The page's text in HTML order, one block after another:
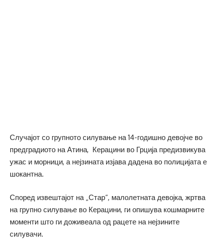
Случајот со групното силување на 14-годишно девојче во
предградиото на Атина, Керацини во Грција предизвикува
ужас и морници, а нејзината изјава дадена во полицијата е
шокантна.
Според извештајот на „Стар“, малолетната девојка, жртва
на групно силување во Керацини, ги опишува кошмарните
моменти што ги доживеала од рацете на нејзините
силувачи.